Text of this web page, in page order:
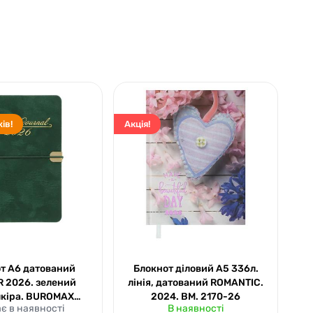
А6 датований
2026. зелений
BUROMAX
2512-04
в наявності
Акція!
Блокнот діловий А5 336л.
лінія, датований ROMANTIC.
2024. ВМ. 2170-26
В наявності